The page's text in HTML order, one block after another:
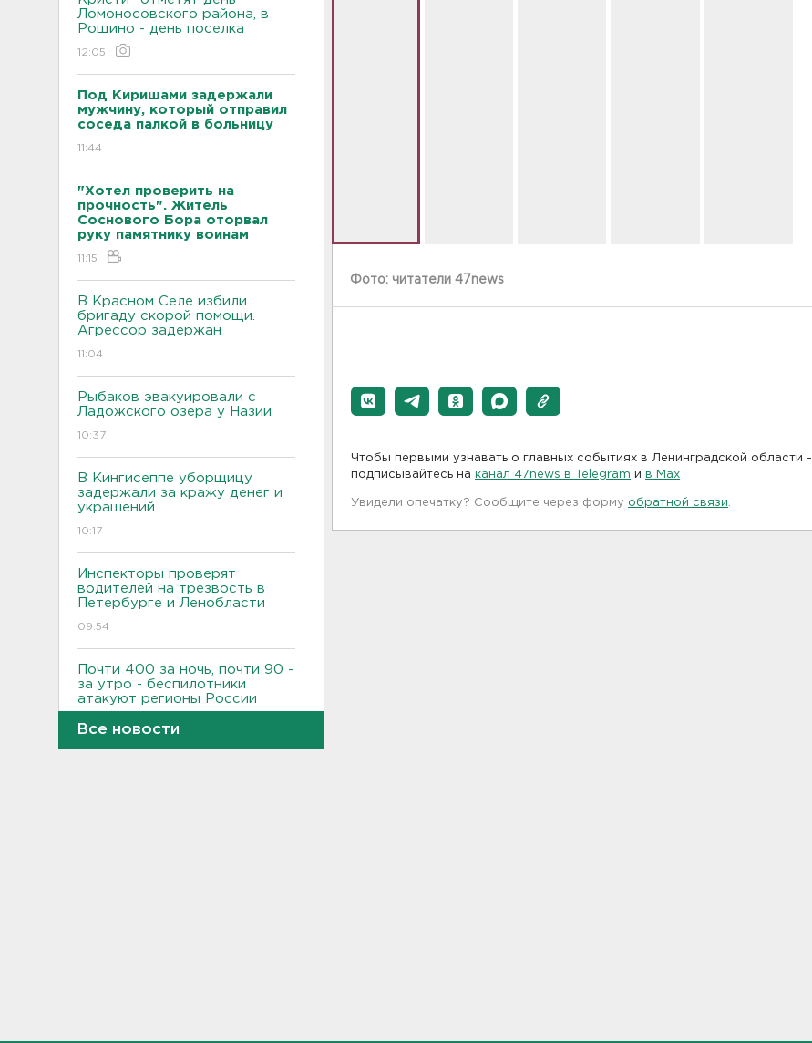
Ломоносовского района, в
Рощино - день поселка
12:05
Под Киришами задержали
мужчину, который отправил
соседа палкой в больницу
11:44
"Хотел проверить на
прочность". Житель
Соснового Бора оторвал
руку памятнику воинам
11:15
В Красном Селе избили
бригаду скорой помощи.
Агрессор задержан
11:04
Рыбаков эвакуировали с
Ладожского озера у Назии
10:37
В Кингисеппе уборщицу
задержали за кражу денег и
украшений
10:17
Инспекторы проверят
водителей на трезвость в
Петербурге и Ленобласти
09:54
Почти 400 за ночь, почти 90 -
за утро - беспилотники
атакуют регионы России
09:23
Все новости
Фото: читатели 47news
Чтобы первыми узнавать о главных событиях в Ленинградской области -
подписывайтесь на канал 47news в Telegram и в Maх
Увидели опечатку? Сообщите через форму обратной связи